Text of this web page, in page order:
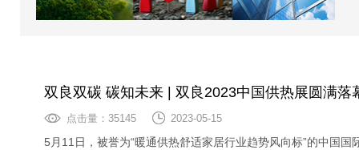
双良双碳 碳知未来 | 双良2023中国供热展圆满落
点击量：35145 2023-05-15
5月11日，被誉为“暖通供热舒适家居行业趋势风向标”的中国